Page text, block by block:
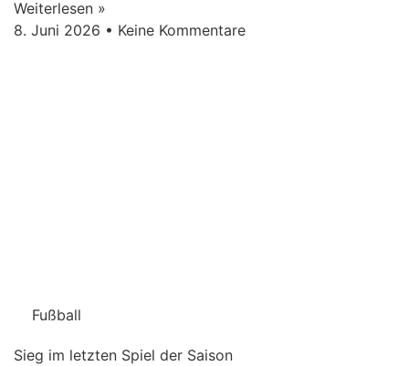
Weiterlesen »
8. Juni 2026
Keine Kommentare
Fußball
Sieg im letzten Spiel der Saison